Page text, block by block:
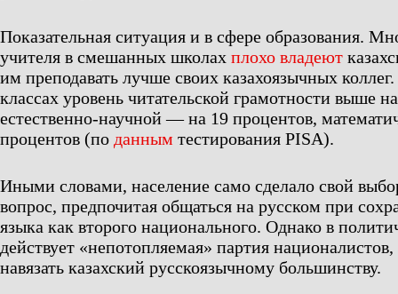
Показательная ситуация и в сфере образования.
учителя в смешанных школах плохо владеют
им преподавать лучше своих казахоязычных
классах уровень читательской грамотности выше
естественно-научной — на 19 процентов,
процентов (по данным тестирования PISA).
Иными словами, население само сделало свой
вопрос, предпочитая общаться на русском при
языка как второго национального. Однако в
действует «непотопляемая» партия
навязать казахский русскоязычному большинству.